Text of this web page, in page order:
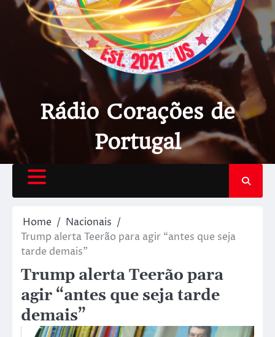
Rádio Corações de
Portugal
Home
Nacionais
Trump alerta Teerão para agir “antes que seja
tarde demais”
Trump alerta Teerão para
agir “antes que seja tarde
demais”